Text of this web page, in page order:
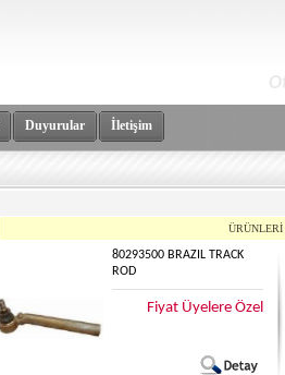
Duyurular İletişim
ÜRÜNLERİ
80293500 BRAZIL TRACK
ROD
Fiyat Üyelere Özel